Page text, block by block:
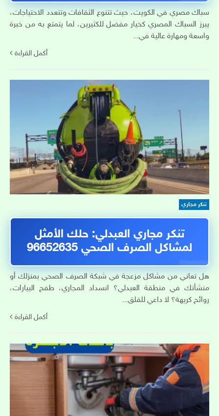
سباك مصري في الكويت، حيث تتنوع الثقافات وتتعدد الاحتياجات،
يبرز السباك المصري كخيار مفضل للكثيرين، لما يتمتع به من خبرة
واسعة ومهارة عالية في...
أكمل القراءة
تنكر مجاري
تنكر مجاري العبدلي: حلك الأمثل
لمشاكل الصرف الصحي 96652635
هل تعاني من مشاكل مزعجة في شبكة الصرف الصحي بمنزلك أو
منشأتك في منطقة العبدلي؟ انسداد المجاري، طفح البيارات،
روائح كريهة؟ لا داعي للقلق...
أكمل القراءة